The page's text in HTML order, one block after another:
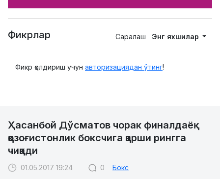
Фикрлар Саралаш Энг яхшилар
Фикр қолдириш учун авторизациядан ўтинг!
Ҳасанбой Дўсматов чорак финалдаёқ
қозоғистонлик боксчига қарши рингга
чиқади
01.05.2017 19:24 0 Бокс